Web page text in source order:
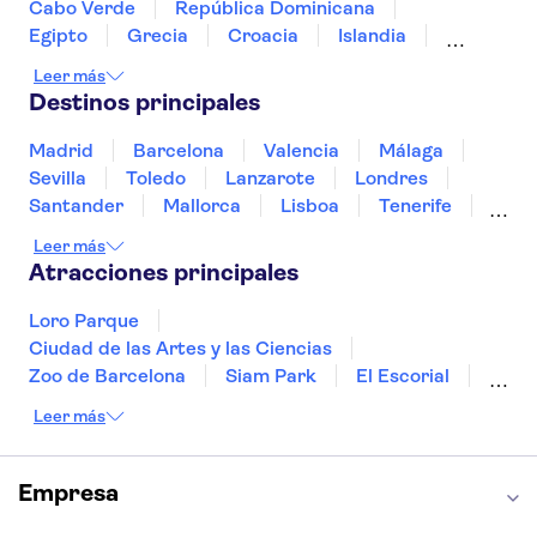
Museo de Pérgamo
SEA LIFE Oberhausen
Cabo Verde
República Dominicana
Egipto
Grecia Croacia
Islandia
México
Noruega
Túnez
Turquía
Leer más
Destinos principales
Madrid Barcelona Valencia
Málaga
Sevilla
Toledo Lanzarote
Londres
Santander
Mallorca Lisboa
Tenerife
Bilbao
Menorca Granada
Vigo
Leer más
Atracciones principales
Loro Parque
Ciudad de las Artes y las Ciencias
Zoo de Barcelona
Siam Park
El Escorial
Cueva de Nerja
Capilla Sixtina
Montserrat
Museo del Louvre
Casa Batlló
Leer más
Empresa